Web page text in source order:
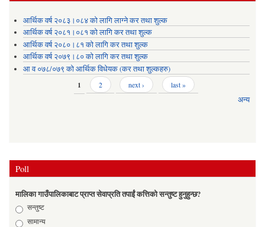
आर्थिक वर्ष २०८३।०८४ को लागि लाग्ने कर तथा शुल्क
आर्थिक वर्ष २०८१।०८१ को लागि कर तथा शुल्क
आर्थिक वर्ष २०८०।८१ को लागि कर तथा शुल्क
आर्थिक वर्ष २०७९।८० को लागि कर तथा शुल्क
आ व ०७८/०७९ को आर्थिक विधेयक (कर तथा शुल्कहरु)
1 2 next › last »
अन्य
Poll
मालिका गाउँपालिकाबाट प्राप्त सेवाप्रति तपाईं कत्तिको सन्तुष्ट हुनुहुन्छ?
Choices
सन्तुष्ट
सामान्य